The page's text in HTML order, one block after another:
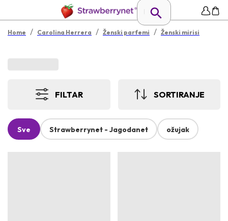
Home / Carolina Herrera / Ženski parfemi / Ženski mirisi
FILTAR SORTIRANJE
Sve Strawberrynet - Jagodanet ožujak